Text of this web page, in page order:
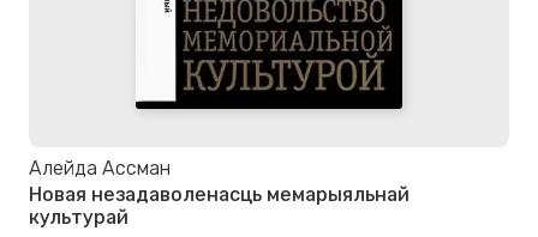
Алейда Ассман
Новая незадаволенасць мемарыяльнай
культурай